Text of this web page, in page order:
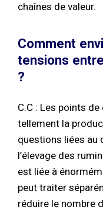
chaînes de valeur.
Comment
tensions
?
C.C : Les points
tellement la
questions liées au
l’élevage des
est liée à
peut traiter
réduire le nombre